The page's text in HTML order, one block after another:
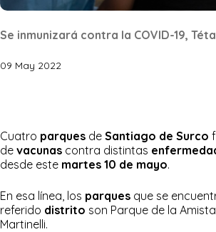
Se inmunizará contra la COVID-19,
09 May 2022
Cuatro parques de Santiago de Surco
de vacunas contra distintas
desde este martes 10 de mayo.
En esa línea, los parques que se
referido distrito son Parque de la
Martinelli.